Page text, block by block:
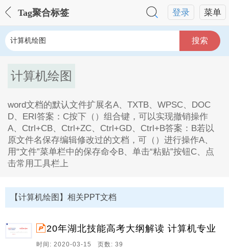
菜单
登录
Tag聚合标签
搜索
计算机绘图
word文档的默认文件扩展名A、TXTB、WPSC、DOC
D、ERI答案：C按下（）组合键，可以实现撤销操作
A、Ctrl+CB、Ctrl+ZC、Ctrl+GD、Ctrl+B答案：B若以
原文件名保存编辑修改过的文档，可（）进行操作A、
用“文件”菜单栏中的保存命令B、单击“粘贴”按钮C、点
击常用工具栏上
1、word文档的默认文件扩展名A、TXTB、WPSC、
DOCD、ERI答案：C按下（）组合键，可以实现撤销操
作A、Ctrl+CB、Ctrl+ZC、Ctrl+GD、Ctrl+B答案：B若
以原文件名保存编辑修改过的文档，可（）进行操作
A、用“文件”菜单栏中的保存命令B、单击“粘贴”按钮C、
点击常用工具栏上的“保存”按钮D、单击“复制。
【计算机绘图】相关PPT文档
20年湖北技能高考大纲解读 计算机专业
时间: 2020-03-15 页数: 39